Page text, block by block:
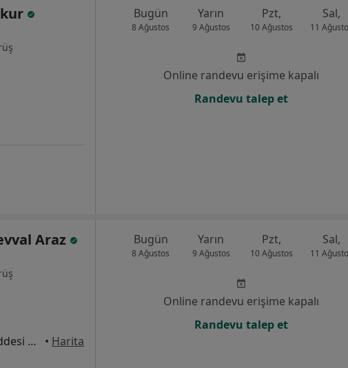
Bugün
8 Ağustos
Yarın
9 Ağustos
Pzt,
10 Ağustos
Sal,
11
Online randevu erişime kapalı
Randevu talep et
Araz
Akşemsettin mahallesi Bosna caddesi Huzur sokak No:1, Ankara • Harita
Bugün
8 Ağustos
Yarın
9 Ağustos
Pzt,
10 Ağustos
Sal,
11
Online randevu erişime kapalı
Randevu talep et